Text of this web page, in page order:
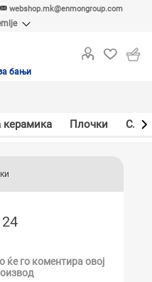
webshop.mk@enmongroup.com
бањи
керамика Плочки
ќе го коментира овој